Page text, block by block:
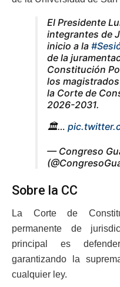
El Presidente
integrantes de
inicio a la
de la
Constitución
los
la Corte de
2026-2031.
🏛️…
— Congreso
Sobre la CC
La Corte de
permanente de
principal es
garantizando la
cualquier ley.